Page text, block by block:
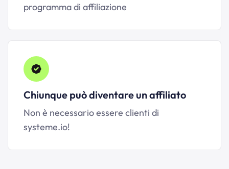
programma di affiliazione
Chiunque può diventare un affiliato
Non è necessario essere clienti di
systeme.io!